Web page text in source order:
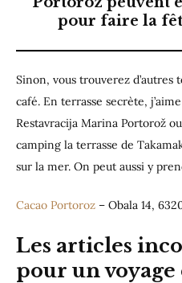
pour faire la
Sinon, vous trouverez d’autres
café. En terrasse secrète,
Restavracija Marina Portorož
camping la terrasse de
sur la mer. On peut aussi y
Cacao Portoroz – Obala 14,
Les articles
pour un voyage